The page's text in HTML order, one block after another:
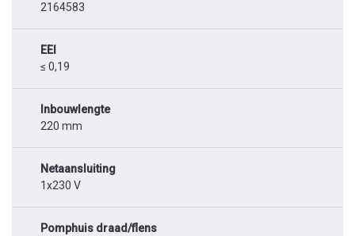
2164583
EEI
≤ 0,19
Inbouwlengte
220 mm
Netaansluiting
1x230 V
Pomphuis draad/flens